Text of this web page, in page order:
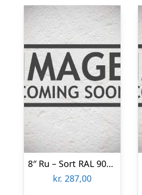
8″ Ru – Sort RAL 9005 22×200 Færdigmalet Træbeklædning
kr. 287,00